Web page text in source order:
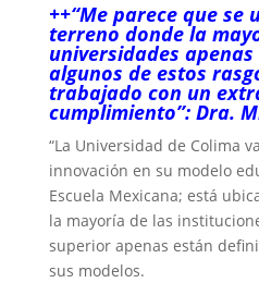
++“Me parece que se
terreno donde la
universidades
algunos de estos
trabajado con un
cumplimiento”: Dra.
“La Universidad de Colima
innovación en su modelo
Escuela Mexicana; está
la mayoría de las
superior apenas están
sus modelos.